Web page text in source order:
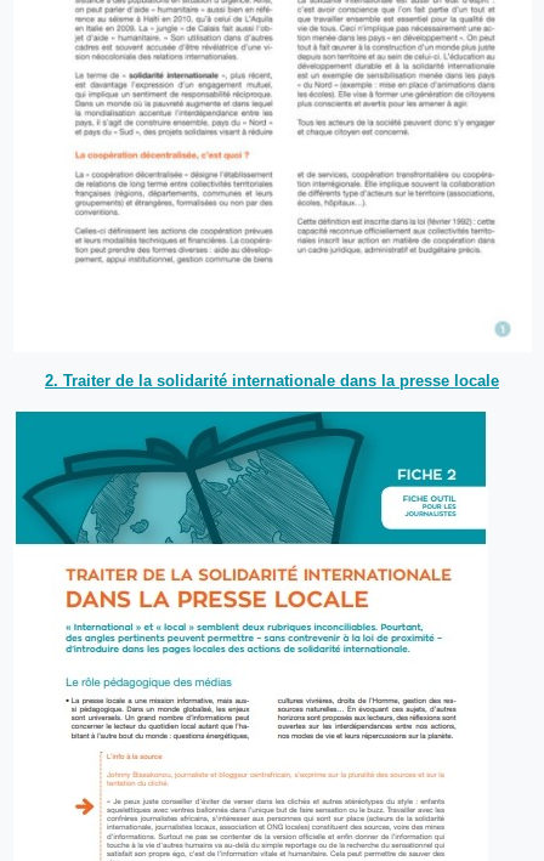
2. Traiter de la solidarité internationale dans la presse locale